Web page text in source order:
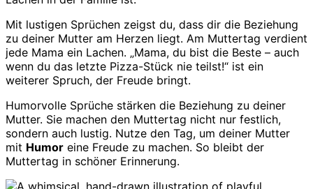
Mit lustigen Sprüchen zeigst du, dass dir die Beziehung
zu deiner Mutter am Herzen liegt. Am Muttertag verdient
jede Mama ein Lachen. „Mama, du bist die Beste – auch
wenn du das letzte Pizza-Stück nie teilst!“ ist ein
weiterer Spruch, der Freude bringt.
Humorvolle Sprüche stärken die Beziehung zu deiner
Mutter. Sie machen den Muttertag nicht nur festlich,
sondern auch lustig. Nutze den Tag, um deiner Mutter
mit Humor eine Freude zu machen. So bleibt der
Muttertag in schöner Erinnerung.